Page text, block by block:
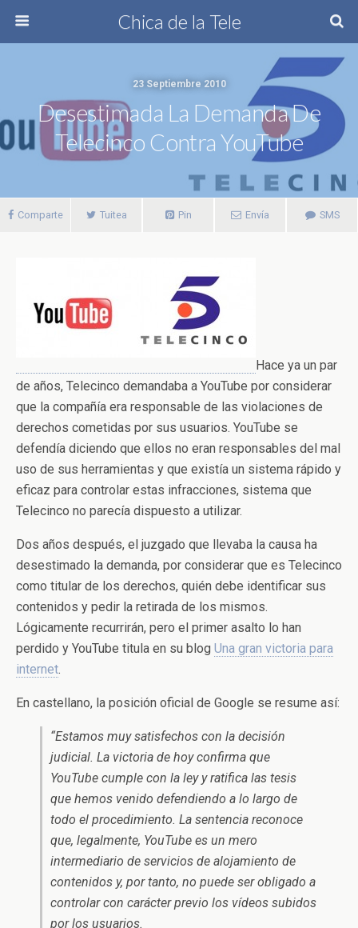
Chica de la Tele
23 Septiembre 2010
Desestimada La Demanda De
Telecinco Contra YouTube
Comparte Tuitea Pin Envía SMS
Hace ya un par
de años, Telecinco demandaba a YouTube por considerar
que la compañía era responsable de las violaciones de
derechos cometidas por sus usuarios. YouTube se
defendía diciendo que ellos no eran responsables del mal
uso de sus herramientas y que existía un sistema rápido y
eficaz para controlar estas infracciones, sistema que
Telecinco no parecía dispuesto a utilizar.
Dos años después, el juzgado que llevaba la causa ha
desestimado la demanda, por considerar que es Telecinco
como titular de los derechos, quién debe identificar sus
contenidos y pedir la retirada de los mismos.
Lógicamente recurrirán, pero el primer asalto lo han
perdido y YouTube titula en su blog Una gran victoria para
internet.
En castellano, la posición oficial de Google se resume así:
“Estamos muy satisfechos con la decisión
judicial. La victoria de hoy confirma que
YouTube cumple con la ley y ratifica las tesis
que hemos venido defendiendo a lo largo de
todo el procedimiento. La sentencia reconoce
que, legalmente, YouTube es un mero
intermediario de servicios de alojamiento de
contenidos y, por tanto, no puede ser obligado a
controlar con carácter previo los vídeos subidos
por los usuarios.